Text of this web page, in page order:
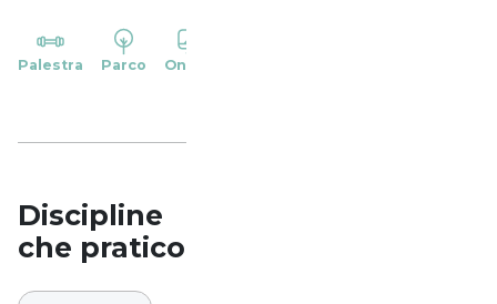
Palestra Parco Online
Discipline
che pratico